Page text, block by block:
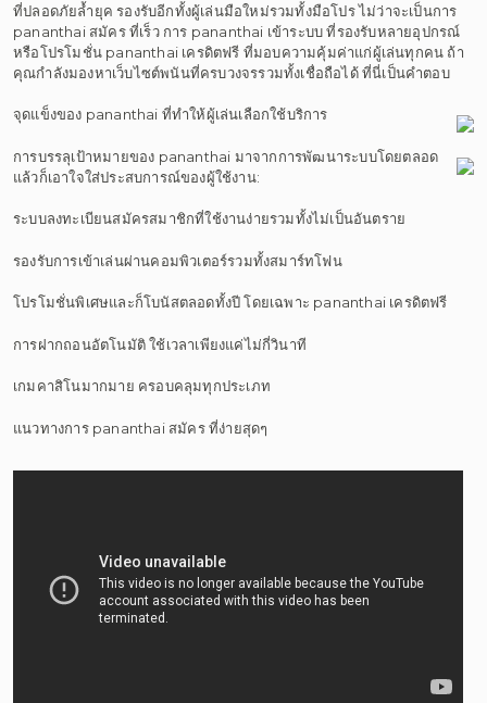
ที่ปลอดภัยล้ำยุค รองรับอีกทั้งผู้เล่นมือใหม่รวมทั้งมือโปร ไม่ว่าจะเป็นการ
pananthai สมัคร ที่เร็ว การ pananthai เข้าระบบ ที่รองรับหลายอุปกรณ์
หรือโปรโมชั่น pananthai เครดิตฟรี ที่มอบความคุ้มค่าแก่ผู้เล่นทุกคน ถ้า
คุณกำลังมองหาเว็บไซต์พนันที่ครบวงจรรวมทั้งเชื่อถือได้ ที่นี่เป็นคำตอบ
จุดแข็งของ pananthai ที่ทำให้ผู้เล่นเลือกใช้บริการ
การบรรลุเป้าหมายของ pananthai มาจากการพัฒนาระบบโดยตลอด
แล้วก็เอาใจใส่ประสบการณ์ของผู้ใช้งาน:
ระบบลงทะเบียนสมัครสมาชิกที่ใช้งานง่ายรวมทั้งไม่เป็นอันตราย
รองรับการเข้าเล่นผ่านคอมพิวเตอร์รวมทั้งสมาร์ทโฟน
โปรโมชั่นพิเศษและก็โบนัสตลอดทั้งปี โดยเฉพาะ pananthai เครดิตฟรี
การฝากถอนอัตโนมัติ ใช้เวลาเพียงแค่ไม่กี่วินาที
เกมคาสิโนมากมาย ครอบคลุมทุกประเภท
แนวทางการ pananthai สมัคร ที่ง่ายสุดๆ